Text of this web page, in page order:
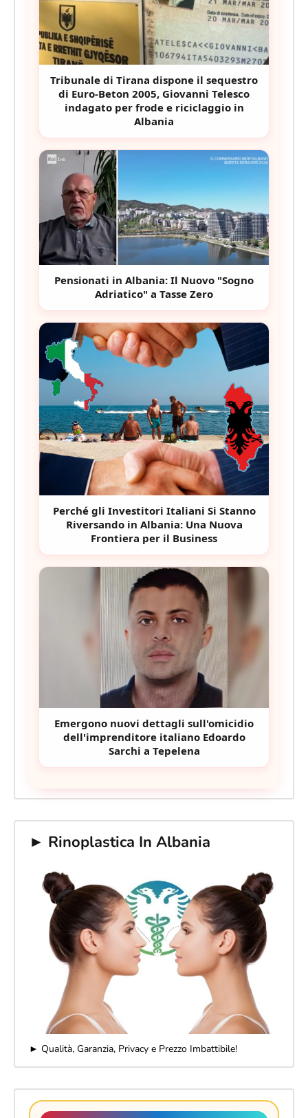
Tribunale di Tirana dispone il sequestro
di Euro-Beton 2005, Giovanni Telesco
indagato per frode e riciclaggio in
Albania
Pensionati in Albania: Il Nuovo "Sogno
Adriatico" a Tasse Zero
Perché gli Investitori Italiani Si Stanno
Riversando in Albania: Una Nuova
Frontiera per il Business
Emergono nuovi dettagli sull'omicidio
dell'imprenditore italiano Edoardo
Sarchi a Tepelena
► Rinoplastica In Albania
► Qualità, Garanzia, Privacy e Prezzo Imbattibile!